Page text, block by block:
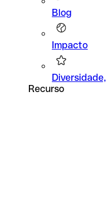
Blog
Impacto
Recurso